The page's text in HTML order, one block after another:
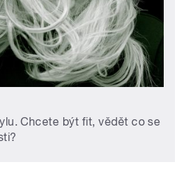
Chcete být fit, vědět co se